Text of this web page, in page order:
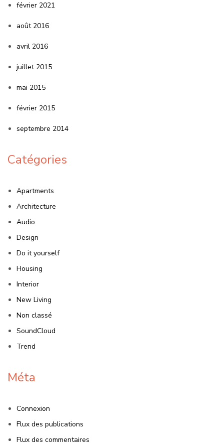
février 2021
août 2016
avril 2016
juillet 2015
mai 2015
février 2015
septembre 2014
Catégories
Apartments
Architecture
Audio
Design
Do it yourself
Housing
Interior
New Living
Non classé
SoundCloud
Trend
Méta
Connexion
Flux des publications
Flux des commentaires